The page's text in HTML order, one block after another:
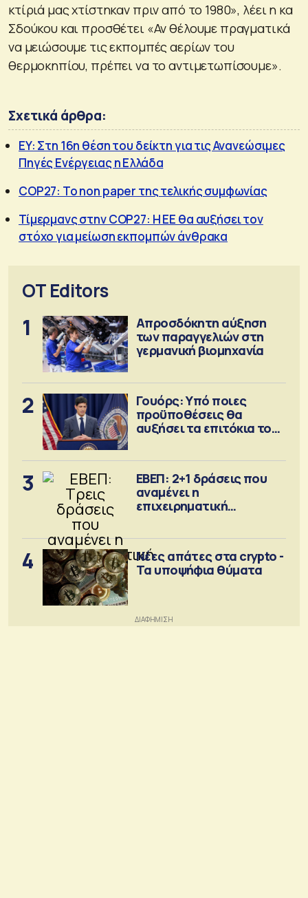
κτίριά μας χτίστηκαν πριν από το 1980», λέει η κα
Σδούκου και προσθέτει «Αν θέλουμε πραγματικά
να μειώσουμε τις εκπομπές αερίων του
θερμοκηπίου, πρέπει να το αντιμετωπίσουμε».
Σχετικά άρθρα:
EY: Στη 16η θέση του δείκτη για τις Ανανεώσιμες
Πηγές Ενέργειας η Ελλάδα
COP27: Το non paper της τελικής συμφωνίας
Τίμερμανς στην COP27: Η ΕΕ θα αυξήσει τον
στόχο για μείωση εκπομπών άνθρακα
OT Editors
1
Απροσδόκητη αύξηση
των παραγγελιών στη
γερμανική βιομηχανία
2
Γουόρς: Υπό ποιες
προϋποθέσεις θα
αυξήσει τα επιτόκια τον
3
ΕΒΕΠ: 2+1 δράσεις που
αναμένει η
επιχειρηματική
4
Νέες απάτες στα crypto -
Τα υποψήφια θύματα